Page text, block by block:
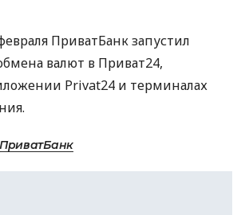
ПриватБанк запустил
валют в Приват24,
Privat24 и терминалах
ПриватБанк